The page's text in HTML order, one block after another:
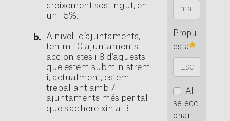
creixement sostingut, en
un 15%.
A nivell d’ajuntaments,
tenim 10 ajuntaments
accionistes i 8 d’aquests
que estem subministrem
i, actualment, estem
treballant amb 7
ajuntaments més per tal
que s’adhereixin a BE.
Propu
esta
Al
selecci
onar